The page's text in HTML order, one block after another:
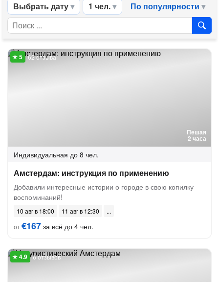
Выбрать дату 1 чел. По популярности
Пешая
2 часа
62 отзыва
Индивидуальная до 8 чел.
Амстердам: инструкция по применению
Добавили интересные истории о городе в свою копилку
воспоминаний!
10 авг в 18:00
11 авг в 12:30
от€167 за всё до 4 чел.
6 отзывов